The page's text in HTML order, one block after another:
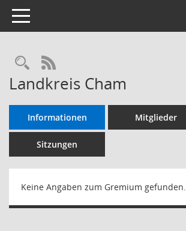
Toggle navigation
RSS-Feed
Landkreis Cham
Informationen Mitglieder
Sitzungen
Keine Angaben zum Gremium gefunden.